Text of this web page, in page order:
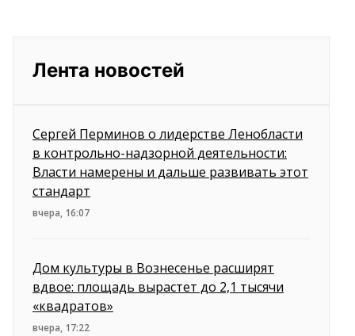
Лента новостей
Сергей Перминов о лидерстве Ленобласти
в контрольно-надзорной деятельности:
Власти намерены и дальше развивать этот
стандарт
вчера, 16:07
Дом культуры в Вознесенье расширят
вдвое: площадь вырастет до 2,1 тысячи
«квадратов»
вчера, 17:22